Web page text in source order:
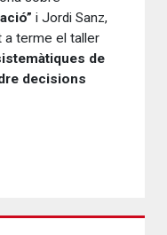
i Jordi Sanz,
a terme el taller
de
decisions